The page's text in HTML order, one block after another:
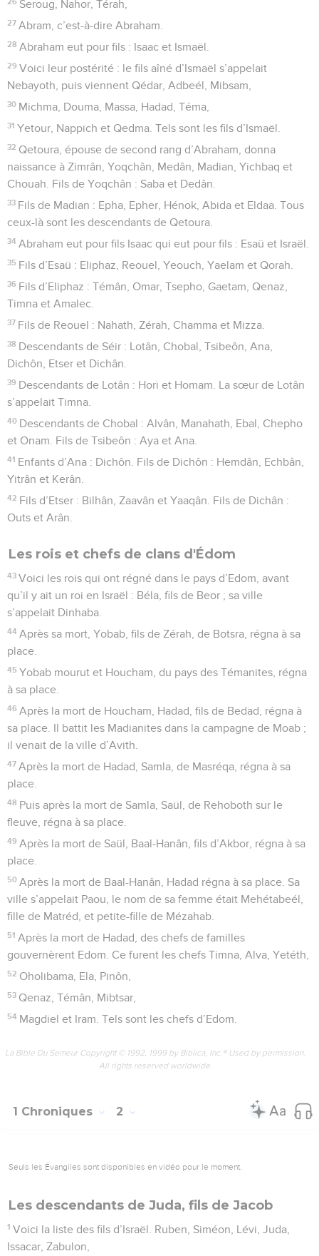
Seroug, Nahor, Térah,
27 Abram, c’est-à-dire Abraham.
28 Abraham eut pour fils : Isaac et Ismaël.
29 Voici leur postérité : le fils aîné d’Ismaël s’appelait
Nebayoth, puis viennent Qédar, Adbeél, Mibsam,
30 Michma, Douma, Massa, Hadad, Téma,
31 Yetour, Nappich et Qedma. Tels sont les fils d’Ismaël.
32 Qetoura, épouse de second rang d’Abraham, donna
naissance à Zimrân, Yoqchân, Medân, Madian, Yichbaq et
Chouah. Fils de Yoqchân : Saba et Dedân.
33 Fils de Madian : Epha, Epher, Hénok, Abida et Eldaa. Tous
ceux-là sont les descendants de Qetoura.
34 Abraham eut pour fils Isaac qui eut pour fils : Esaü et Israël.
35 Fils d’Esaü : Eliphaz, Reouel, Yeouch, Yaelam et Qorah.
36 Fils d’Eliphaz : Témân, Omar, Tsepho, Gaetam, Qenaz,
Timna et Amalec.
37 Fils de Reouel : Nahath, Zérah, Chamma et Mizza.
38 Descendants de Séir : Lotân, Chobal, Tsibeôn, Ana,
Dichôn, Etser et Dichân.
39 Descendants de Lotân : Hori et Homam. La sœur de Lotân
s’appelait Timna.
40 Descendants de Chobal : Alvân, Manahath, Ebal, Chepho
et Onam. Fils de Tsibeôn : Aya et Ana.
41 Enfants d’Ana : Dichôn. Fils de Dichôn : Hemdân, Echbân,
Yitrân et Kerân.
42 Fils d’Etser : Bilhân, Zaavân et Yaaqân. Fils de Dichân :
Outs et Arân.
Les rois et chefs de clans d'Édom
43 Voici les rois qui ont régné dans le pays d’Edom, avant
qu’il y ait un roi en Israël : Béla, fils de Beor ; sa ville
s’appelait Dinhaba.
44 Après sa mort, Yobab, fils de Zérah, de Botsra, régna à sa
place.
45 Yobab mourut et Houcham, du pays des Témanites, régna
à sa place.
46 Après la mort de Houcham, Hadad, fils de Bedad, régna à
sa place. Il battit les Madianites dans la campagne de Moab ;
il venait de la ville d’Avith.
47 Après la mort de Hadad, Samla, de Masréqa, régna à sa
place.
48 Puis après la mort de Samla, Saül, de Rehoboth sur le
fleuve, régna à sa place.
49 Après la mort de Saül, Baal-Hanân, fils d’Akbor, régna à sa
place.
50 Après la mort de Baal-Hanân, Hadad régna à sa place. Sa
ville s’appelait Paou, le nom de sa femme était Mehétabeél,
fille de Matréd, et petite-fille de Mézahab.
51 Après la mort de Hadad, des chefs de familles
gouvernèrent Edom. Ce furent les chefs Timna, Alva, Yetéth,
52 Oholibama, Ela, Pinôn,
53 Qenaz, Témân, Mibtsar,
54 Magdiel et Iram. Tels sont les chefs d’Edom.
La Bible Du Semeur Copyright © 1992, 1999 by Biblica, Inc.® Used by permission.
All rights reserved worldwide.
1 Chroniques 2
Seuls les Évangiles sont disponibles en vidéo pour le moment.
Les descendants de Juda, fils de Jacob
1 Voici la liste des fils d’Israël. Ruben, Siméon, Lévi, Juda,
Issacar, Zabulon,